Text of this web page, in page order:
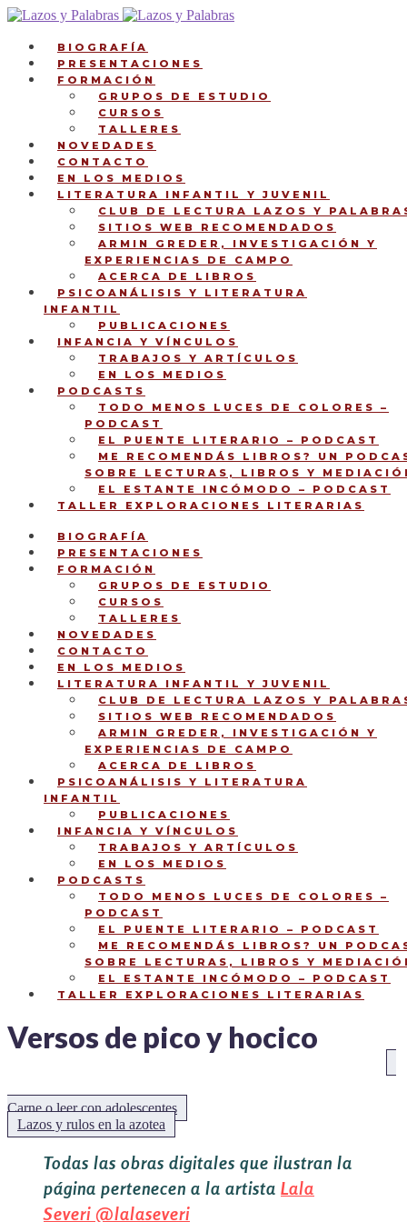
Ir
navegación
Ir
contenidoBIOGRAFÍA
PRESENTACIONES
FORMACIÓN
GRUPOS DE ESTUDIO
CURSOS
TALLERES
NOVEDADES
CONTACTO
EN LOS MEDIOS
LITERATURA INFANTIL Y JUVENIL
CLUB DE LECTURA LAZOS Y
SITIOS WEB RECOMENDADOS
ARMIN GREDER, INVESTIGACIÓN Y
EXPERIENCIAS DE CAMPO
ACERCA DE LIBROS
PSICOANÁLISIS Y LITERATURA
INFANTIL
PUBLICACIONES
INFANCIA Y VÍNCULOS
TRABAJOS Y ARTÍCULOS
EN LOS MEDIOS
PODCASTS
TODO MENOS LUCES DE COLORES –
PODCAST
EL PUENTE LITERARIO – PODCAST
ME RECOMENDÁS LIBROS? UN
SOBRE LECTURAS, LIBROS Y
EL ESTANTE INCÓMODO – PODCAST
TALLER EXPLORACIONES LITERARIAS
BIOGRAFÍA
PRESENTACIONES
FORMACIÓN
GRUPOS DE ESTUDIO
CURSOS
TALLERES
NOVEDADES
CONTACTO
EN LOS MEDIOS
LITERATURA INFANTIL Y JUVENIL
CLUB DE LECTURA LAZOS Y
SITIOS WEB RECOMENDADOS
ARMIN GREDER, INVESTIGACIÓN Y
EXPERIENCIAS DE CAMPO
ACERCA DE LIBROS
PSICOANÁLISIS Y LITERATURA
INFANTIL
PUBLICACIONES
INFANCIA Y VÍNCULOS
TRABAJOS Y ARTÍCULOS
EN LOS MEDIOS
PODCASTS
TODO MENOS LUCES DE COLORES –
PODCAST
EL PUENTE LITERARIO – PODCAST
ME RECOMENDÁS LIBROS? UN
SOBRE LECTURAS, LIBROS Y
EL ESTANTE INCÓMODO – PODCAST
TALLER EXPLORACIONES LITERARIAS
Versos de pico y hocico
DE
ENTRADAS
Carne o leer con adolescentes
Siguiente:
Lazos y rulos en la azotea
Todas las obras digitales que ilustran la
página pertenecen a la artista Lala
Severi @lalaseveri